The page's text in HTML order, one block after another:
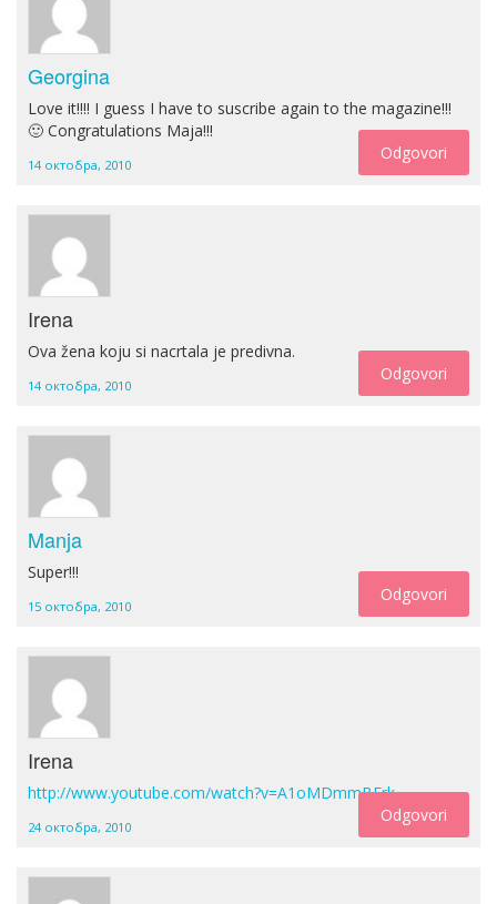
Georgina
Love it!!!! I guess I have to suscribe again to the magazine!!!
🙂 Congratulations Maja!!!
14 октобра, 2010
Odgovori
Irena
Ova žena koju si nacrtala je predivna.
14 октобра, 2010
Odgovori
Manja
Super!!!
15 октобра, 2010
Odgovori
Irena
http://www.youtube.com/watch?v=A1oMDmmBErk
24 октобра, 2010
Odgovori